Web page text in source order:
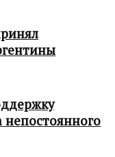
непостоянного